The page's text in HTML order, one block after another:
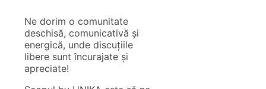
Ne dorim o comunitate
deschisă, comunicativă și
energică, unde discuțiile
libere sunt încurajate și
apreciate!